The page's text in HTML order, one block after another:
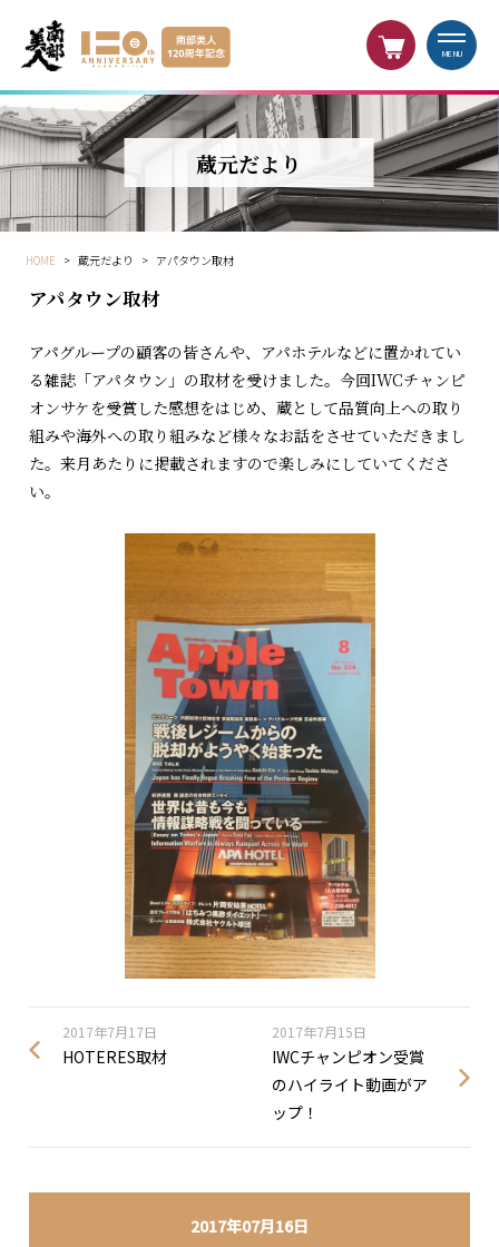
MENU
蔵元だより
HOME > 蔵元だより > アパタウン取材
2017年07月16日
アパタウン取材
アパグループの顧客の皆さんや、アパホテルなどに置かれてい
る雑誌「アパタウン」の取材を受けました。今回IWCチャンピ
オンサケを受賞した感想をはじめ、蔵として品質向上への取り
組みや海外への取り組みなど様々なお話をさせていただきまし
た。来月あたりに掲載されますので楽しみにしていてくださ
い。
2017年7月17日
HOTERES取材
2017年7月15日
IWCチャンピオン受賞
のハイライト動画がア
ップ！